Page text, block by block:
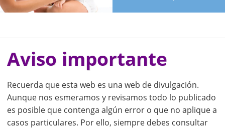
Aviso importante
Recuerda que esta web es una web de divulgación.
Aunque nos esmeramos y revisamos todo lo publicado
es posible que contenga algún error o que no aplique a
casos particulares. Por ello, siempre debes consultar